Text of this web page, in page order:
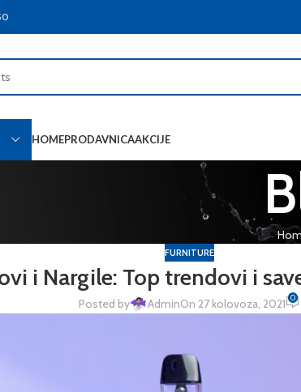
HOMEPRODAVNICAAKCIJE
FURNITURE
i Nargile: Top trendovi i
Posted by AdminOn 27 kolovoza, 2021 0